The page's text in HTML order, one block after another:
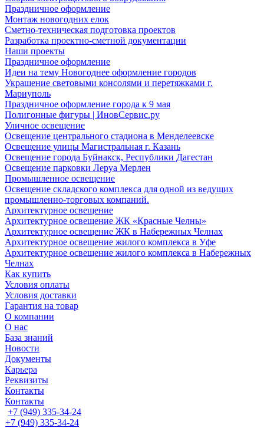
Праздничное оформление
Монтаж новогодних елок
Сметно-техническая подготовка проектов
Разработка проектно-сметной документации
Наши проекты
Праздничное оформление
Идеи на тему Новогоднее оформление городов
Украшение световыми консолями и перетяжками г.
Мариуполь
Праздничное оформление города к 9 мая
Полигонные фигуры | ИновСервис.ру
Уличное освещение
Освещение центрального стадиона в Менделеевске
Освещение улицы Магистральная г. Казань
Освещение города Буйнакск, Республики Дагестан
Освещение парковки Леруа Мерлен
Промышленное освещение
Освещение складского комплекса для одной из ведущих
промышленно-торговых компаний.
Архитектурное освещение
Архитектурное освещение ЖК «Красные Челны»
Архитектурное освещение ЖК в Набережных Челнах
Архитектурное освещение жилого комплекса в Уфе
Архитектурное освещение жилого комплекса в Набережных
Челнах
Как купить
Условия оплаты
Условия доставки
Гарантия на товар
О компании
О нас
База знаний
Новости
Документы
Карьера
Реквизиты
Контакты
Контакты
+7 (949) 335-34-24
+7 (949) 335-34-24